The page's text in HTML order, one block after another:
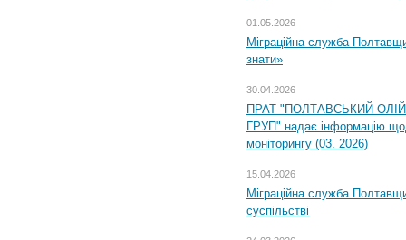
01.05.2026
Міграційна служба
знати»
30.04.2026
ПРАТ "ПОЛТАВСЬКИЙ
ГРУП" надає інформацію
моніторингу (03. 2026)
15.04.2026
Міграційна служба
суспільстві